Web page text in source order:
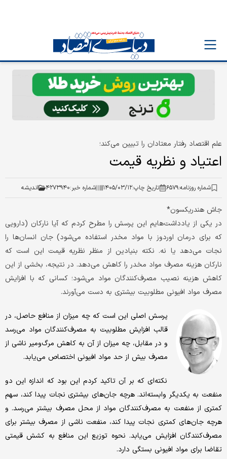
علم اقتصاد رفتار معتادان را تبیین می‌کند؛
اعتیاد و نظریه قیمت
شماره روزنامه:۶۵۷۹ تاریخ چاپ:۱۴۰۵/۰۳/۱۲ شماره خبر:۴۲۷۳۹۴۰ اندیشه
جاش هندریکسون*
در یکی از یادداشت‌هایم این پرسش را مطرح کردم که آیا نارکان (دارویی
که برای درمان اوردوز با مواد مخدر استفاده می‌شود) جان انسان‌ها را
نجات می‌دهد یا نه. نکته بنیادین از منظر نظریه قیمت این است که
نارکان هزینه مصرف مواد مخدر را کاهش می‌دهد. در نتیجه، بخشی از این
کاهش هزینه نصیب مصرف‌کنندگان مواد می‌شود؛ کسانی که با افزایش
مصرف مواد افیونی مطلوبیت بیشتری به دست می‌آورند.
پرسش اصلی این است که چه میزان از منافع حاصل، در
قالب افزایش مطلوبیت به مصرف‌کنندگان مواد می‌رسد
و در مقابل، چه میزان از آن به کاهش مرگ‌ومیر ناشی از
مصرف بیش از حد مواد افیونی اختصاص می‌یابد.
نکته‌ای که بر آن تاکید کردم این بود که اندازه این دو
منفعت به یکدیگر وابسته‌اند. هرچه جان‌های بیشتری نجات پیدا کند، سهم
کمتری از منفعت به مصرف‌کنندگان مواد از محل مصرف بیشتر می‌رسد. و
هرچه جان‌های کمتری نجات پیدا کند، منفعت ناشی از مصرف بیشتر برای
مصرف‌کنندگان افزایش می‌یابد. نحوه توزیع این منافع به کشش قیمتی
تقاضا برای مواد افیونی بستگی دارد.